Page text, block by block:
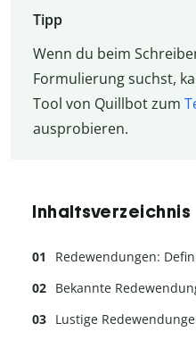
Tipp
Wenn du beim
Formulierung suchst,
Tool von Quillbot zum
ausprobieren.
Inhaltsverzeichnis
Redewendungen:
Bekannte
Lustige